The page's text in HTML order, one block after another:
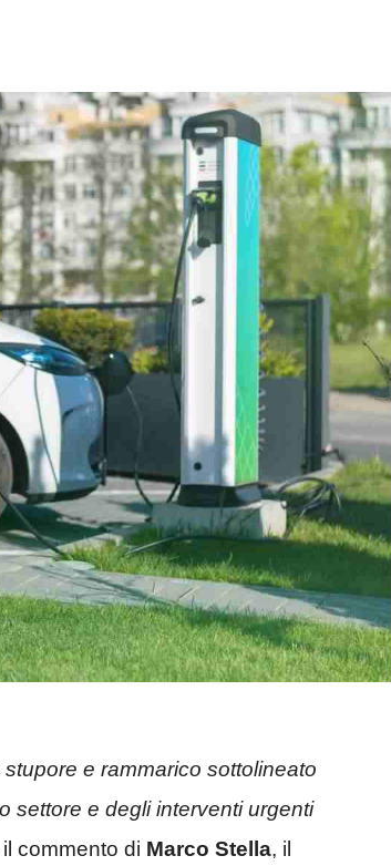
e rammarico sottolineato
settore e degli interventi urgenti
commento di Marco Stella, il